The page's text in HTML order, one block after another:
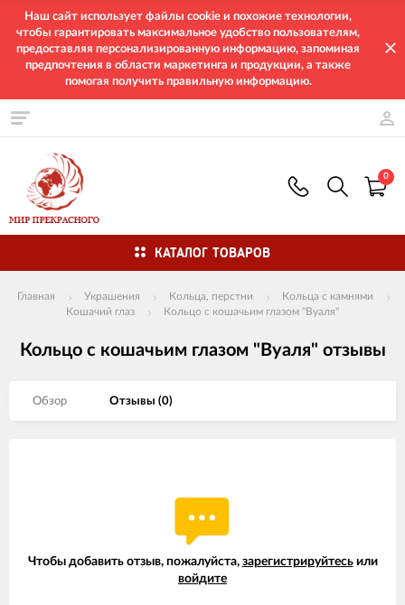
Наш сайт использует файлы cookie и похожие технологии,
чтобы гарантировать максимальное удобство пользователям,
предоставляя персонализированную информацию, запоминая
предпочтения в области маркетинга и продукции, а также
помогая получить правильную информацию.
0
КАТАЛОГ ТОВАРОВ
Главная Украшения Кольца, перстни
Кольца с камнями
Кошачий глаз
Кольцо с кошачьим глазом "Вуаля"
Кольцо с кошачьим глазом "Вуаля" отзывы
Обзор Отзывы (0)
Чтобы добавить отзыв, пожалуйста, зарегистрируйтесьили
войдите